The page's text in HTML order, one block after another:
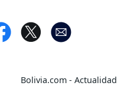
Bolivia.com - Actualidad